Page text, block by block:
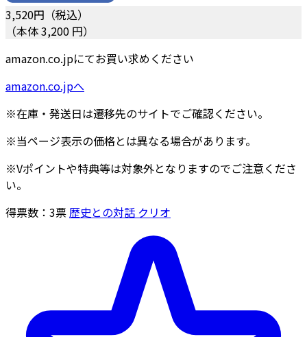
3,520円（税込）
（本体 3,200 円）
amazon.co.jpにてお買い求めください
amazon.co.jpへ
※在庫・発送日は遷移先のサイトでご確認ください。
※当ページ表示の価格とは異なる場合があります。
※Vポイントや特典等は対象外となりますのでご注意くださ
い。
得票数： 3票 歴史との対話 クリオ